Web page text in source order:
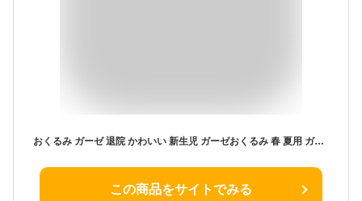
おくるみ ガーゼ 退院 かわいい 新生児 ガーゼおくるみ 春 夏用 ガーゼケット ベビー 赤ちゃん 6重ガーゼ 6重 2重 退院時 おくるみガーゼ ブランケット ベビーブランケット 出産祝い お昼寝 保育園 春夏 退院着 白
この商品をサイトでみる